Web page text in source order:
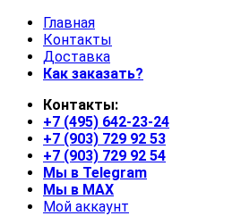
Skip
navigation
Skip
content
Главная
Контакты
Доставка
Как заказать?
Контакты:
+7 (495) 642-23-24
+7 (903) 729 92 53
+7 (903) 729 92 54
Мы в Telegram
Мы в MAX
Мой аккаунт